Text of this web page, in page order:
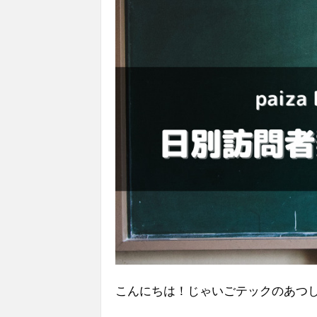
こんにちは！じゃいごテックのあつ